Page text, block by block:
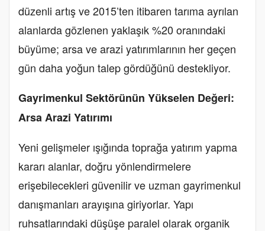
düzenli artış ve 2015’ten itibaren tarıma ayrılan
alanlarda gözlenen yaklaşık %20 oranındaki
büyüme; arsa ve arazi yatırımlarının her geçen
gün daha yoğun talep gördüğünü destekliyor.
Gayrimenkul Sektörünün Yükselen Değeri:
Arsa Arazi Yatırımı
Yeni gelişmeler ışığında toprağa yatırım yapma
kararı alanlar, doğru yönlendirmelere
erişebilecekleri güvenilir ve uzman gayrimenkul
danışmanları arayışına giriyorlar. Yapı
ruhsatlarındaki düşüşe paralel olarak organik